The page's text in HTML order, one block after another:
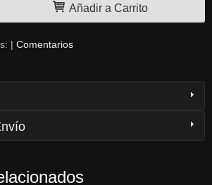
Añadir a Carrito
| Comentarios